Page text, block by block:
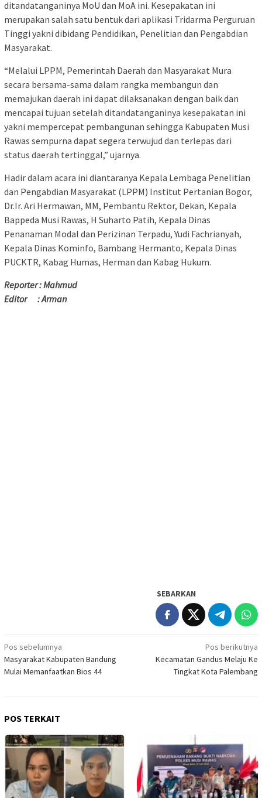
ditandatanganinya MoU dan MoA ini. Kesepakatan ini
merupakan salah satu bentuk dari aplikasi Tridarma Perguruan
Tinggi yakni dibidang Pendidikan, Penelitian dan Pengabdian
Masyarakat.
“Melalui LPPM, Pemerintah Daerah dan Masyarakat Mura
secara bersama-sama dalam rangka membangun dan
memajukan daerah ini dapat dilaksanakan dengan baik dan
mencapai tujuan setelah ditandatanganinya kesepakatan ini
yakni mempercepat pembangunan sehingga Kabupaten Musi
Rawas sempurna dapat segera terwujud dan terlepas dari
status daerah tertinggal,” ujarnya.
Hadir dalam acara ini diantaranya Kepala Lembaga Penelitian
dan Pengabdian Masyarakat (LPPM) Institut Pertanian Bogor,
Dr.Ir. Ari Hermawan, MM, Pembantu Rektor, Dekan, Kepala
Bappeda Musi Rawas, H Suharto Patih, Kepala Dinas
Penanaman Modal dan Perizinan Terpadu, Yudi Fachrianyah,
Kepala Dinas Kominfo, Bambang Hermanto, Kepala Dinas
PUCKTR, Kabag Humas, Herman dan Kabag Hukum.
Reporter : Mahmud
Editor : Arman
SEBARKAN
Navigasi
pos
Pos sebelumnya
Masyarakat Kabupaten Bandung
Mulai Memanfaatkan Bios 44
Pos berikutnya
Kecamatan Gandus Melaju Ke
Tingkat Kota Palembang
POS TERKAIT